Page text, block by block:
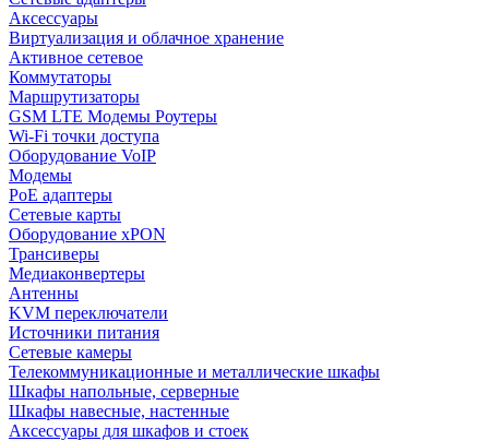
Аксессуары
Виртуализация и облачное хранение
Активное сетевое
Коммутаторы
Маршрутизаторы
GSM LTE Модемы Роутеры
Wi-Fi точки доступа
Оборудование VoIP
Модемы
PoE адаптеры
Сетевые карты
Оборудование xPON
Трансиверы
Медиаконвертеры
Антенны
KVM переключатели
Источники питания
Сетевые камеры
Телекоммуникационные и металлические шкафы
Шкафы напольные, серверные
Шкафы навесные, настенные
Аксессуары для шкафов и стоек